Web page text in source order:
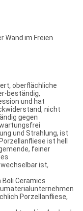
Wand im Freien
oberflächliche
beständig,
und hat
nicht
gegen
und Strahlung, ist
ist hell
feiner
ist,
Boli Ceramics
Porzellanfliese,